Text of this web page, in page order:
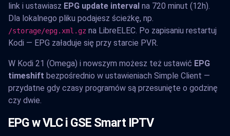
link i ustawiasz EPG update interval na 720 minut (12h).
Dla lokalnego pliku podajesz ścieżkę, np.
/storage/epg.xml.gz na LibreELEC. Po zapisaniu restartuj
Kodi — EPG załaduje się przy starcie PVR.
W Kodi 21 (Omega) i nowszym możesz też ustawić EPG
timeshift bezpośrednio w ustawieniach Simple Client —
przydatne gdy czasy programów są przesunięte o godzinę
czy dwie.
EPG w VLC i GSE Smart IPTV